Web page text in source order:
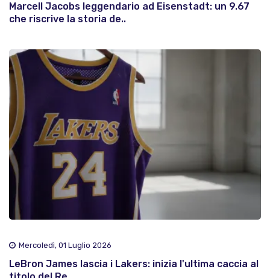
Marcell Jacobs leggendario ad Eisenstadt: un 9.67
che riscrive la storia de..
Mercoledì, 01 Luglio 2026
LeBron James lascia i Lakers: inizia l'ultima caccia al